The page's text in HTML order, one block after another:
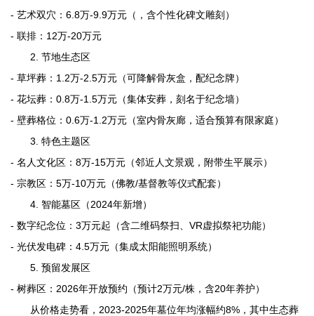
- 艺术双穴：6.8万-9.9万元（，含个性化碑文雕刻）
- 联排：12万-20万元
2. 节地生态区
- 草坪葬：1.2万-2.5万元（可降解骨灰盒，配纪念牌）
- 花坛葬：0.8万-1.5万元（集体安葬，刻名于纪念墙）
- 壁葬格位：0.6万-1.2万元（室内骨灰廊，适合预算有限家庭）
3. 特色主题区
- 名人文化区：8万-15万元（邻近人文景观，附带生平展示）
- 宗教区：5万-10万元（佛教/基督教等仪式配套）
4. 智能墓区（2024年新增）
- 数字纪念位：3万元起（含二维码祭扫、VR虚拟祭祀功能）
- 光伏发电碑：4.5万元（集成太阳能照明系统）
5. 预留发展区
- 树葬区：2026年开放预约（预计2万元/株，含20年养护）
从价格走势看，2023-2025年墓位年均涨幅约8%，其中生态葬